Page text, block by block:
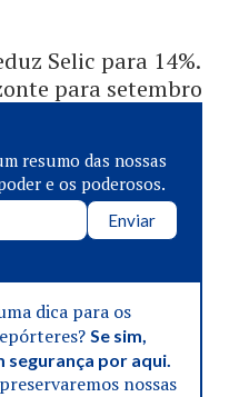
Selic para 14%.
para setembro
resumo das nossas
e os poderosos.
Enviar
dica para os
Se sim,
segurança por aqui.
nossas